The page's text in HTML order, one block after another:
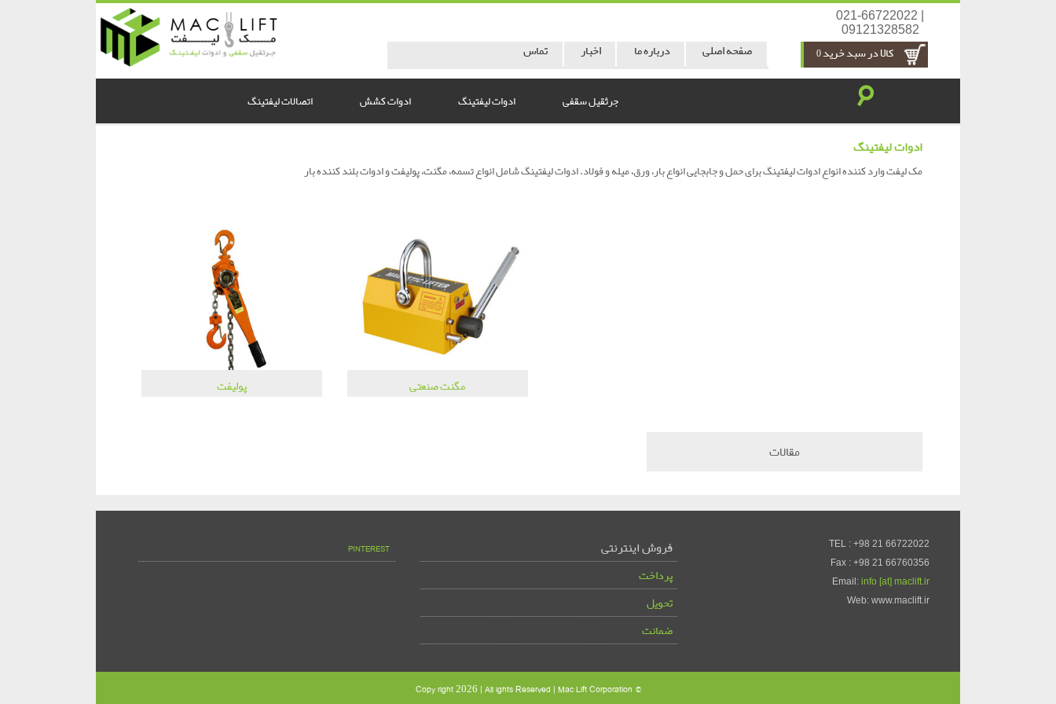
021-66722022 |
09121328582
صفحه اصلی درباره ما اخبار تماس کالا در سبد خرید 0
☌ جرثقیل سقفی ادوات لیفتینگ ادوات کشش اتصالات لیفتینگ
ادوات لیفتینگ
مک لیفت وارد کننده انواع ادوات لیفتینگ برای حمل و جابجایی انواع بار، ورق، میله و فولاد. ادوات لیفتینگ شامل انواع تسمه، مگنت، پولیفت و ادوات بلند کننده بار
پولیفت مگنت صنعتی
مقالات
PINTEREST فروش اینترنتی
پرداخت
تحویل
ضمانت
TEL : +98 21 66722022
Fax : +98 21 66760356
Email:info [at] maclift.ir
Web: www.maclift.ir
© Copy right 2026 | All ights Reserved | Mac Lift Corporation